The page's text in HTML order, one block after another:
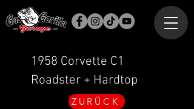
1958 Corvette C1
Roadster + Hardtop
ZURÜCK